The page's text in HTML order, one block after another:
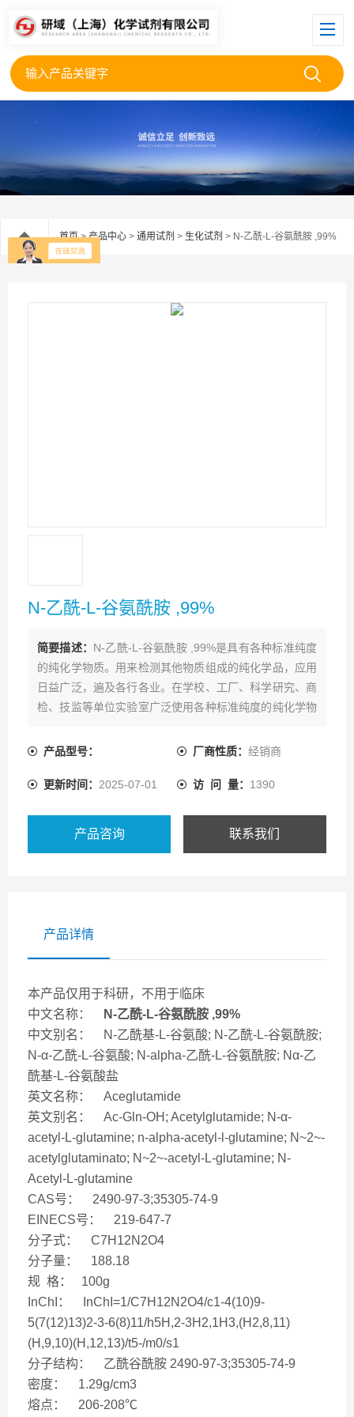
首页>产品中心 > 通用试剂 > 生化试剂 > N-乙酰-L-谷氨酰胺 ,99%
N-乙酰-L-谷氨酰胺 ,99%
简要描述： N-乙酰-L-谷氨酰胺 ,99%是具有各种标准纯度
的纯化学物质。用来检测其他物质组成的纯化学品，应用
日益广泛，遍及各行各业。在学校、工厂、科学研究、商
检、技监等单位实验室广泛使用各种标准纯度的纯化学物
产品型号：
厂商性质： 经销商
更新时间： 2025-07-01 访 问 量： 1390
产品咨询 联系我们
产品详情
本产品仅用于科研，不用于临床
中文名称：
N-乙酰-L-谷氨酰胺 ,99%
中文别名： N-乙酰基-L-谷氨酸; N-乙酰-L-谷氨酰胺;
N-α-乙酰-L-谷氨酸; N-alpha-乙酰-L-谷氨酰胺; Nα-乙
酰基-L-谷氨酸盐
英文名称： Aceglutamide
英文别名： Ac-Gln-OH; Acetylglutamide; N-α-
acetyl-L-glutamine; n-alpha-acetyl-l-glutamine; N~2~-
acetylglutaminato; N~2~-acetyl-L-glutamine; N-
Acetyl-L-glutamine
CAS号： 2490-97-3;35305-74-9
EINECS号： 219-647-7
分子式： C7H12N2O4
分子量： 188.18
规 格： 100g
InChI： InChI=1/C7H12N2O4/c1-4(10)9-
5(7(12)13)2-3-6(8)11/h5H,2-3H2,1H3,(H2,8,11)
(H,9,10)(H,12,13)/t5-/m0/s1
分子结构： 乙酰谷酰胺 2490-97-3;35305-74-9
密度： 1.29g/cm3
熔点： 206-208℃